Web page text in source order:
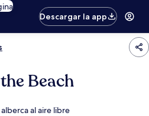
Descargar la app
Beach
al aire libre